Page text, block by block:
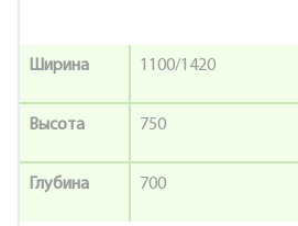
Ширина 1100/1420
Высота 750
Глубина 700